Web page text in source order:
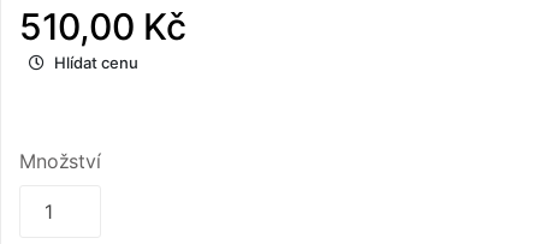
510,00 Kč
Hlídat cenu
Množství